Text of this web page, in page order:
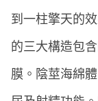
到一柱擎天的
的三大構造包
膜。陰莖海綿